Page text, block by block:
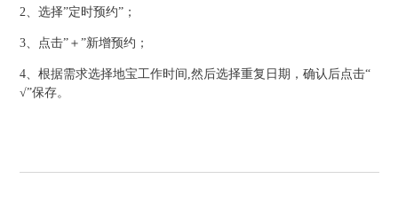
2、选择”定时预约”；
3、点击”＋”新增预约；
4、根据需求选择地宝工作时间,然后选择重复日期，确认后点击“
√”保存。